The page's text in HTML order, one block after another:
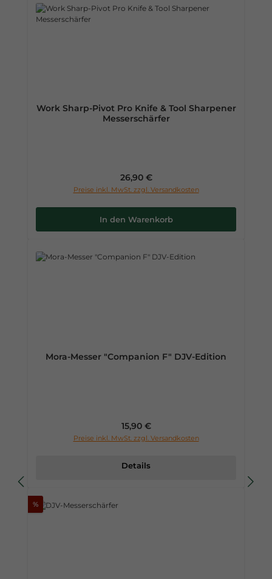
Work Sharp-Pivot Pro Knife & Tool Sharpener
Messerschärfer
Regulärer Preis:
26,90 €
Preise inkl. MwSt. zzgl. Versandkosten
In den Warenkorb
Mora-Messer "Companion F" DJV-Edition
Regulärer Preis:
15,90 €
Preise inkl. MwSt. zzgl. Versandkosten
Details
%